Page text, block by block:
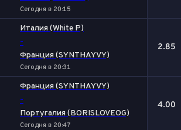
Сегодня в 20:15
Италия (White P)
-
Франция (SYNTHAYVY)
Сегодня в 20:31
2.85
Франция (SYNTHAYVY)
-
Португалия (BORISLOVEOG)
Сегодня в 20:47
4.00